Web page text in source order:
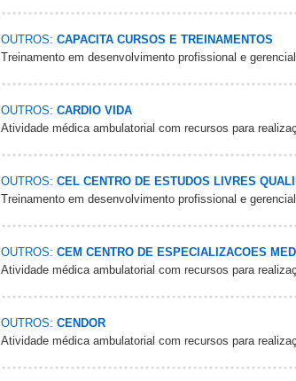
OUTROS: CAPACITA CURSOS E TREINAMENTOS
Treinamento em desenvolvimento profissional e gerencial
OUTROS: CARDIO VIDA
Atividade médica ambulatorial com recursos para
OUTROS: CEL CENTRO DE ESTUDOS LIVRES
Treinamento em desenvolvimento profissional e gerencial
OUTROS: CEM CENTRO DE ESPECIALIZACOES
Atividade médica ambulatorial com recursos para
OUTROS: CENDOR
Atividade médica ambulatorial com recursos para